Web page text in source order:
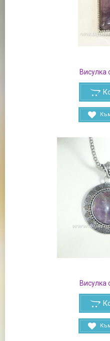
Висулка
Висулка